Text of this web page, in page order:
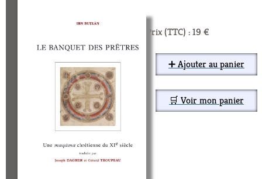
Prix (TTC) : 19 €
➕ Ajouter au panier
🛒 Voir mon panier